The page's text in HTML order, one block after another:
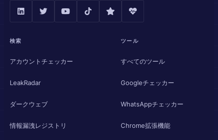
検索
アカウントチェッカー
LeakRadar
ダークウェブ
情報漏洩レジストリ
ツール
すべてのツール
Googleチェッカー
WhatsAppチェッカー
Chrome拡張機能